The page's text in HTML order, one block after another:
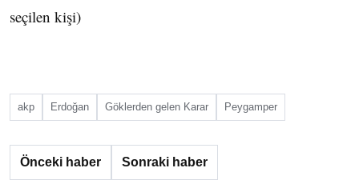
seçilen kişi)
akp Erdoğan Göklerden gelen Karar Peygamper
Önceki haber Sonraki haber